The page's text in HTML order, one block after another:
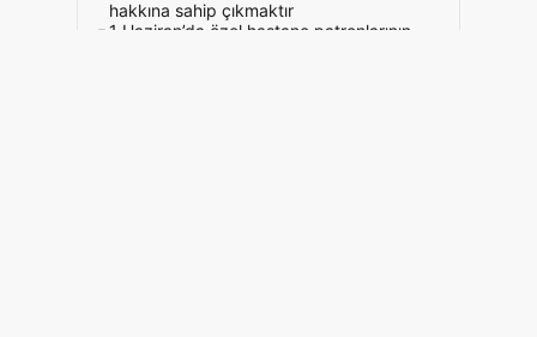
hakkına sahip çıkmaktır
1 Haziran’da özel hastane patronlarının